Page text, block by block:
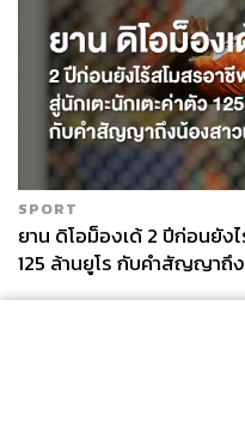
SPORT
ยาน ดิโอม็องเด้ 2 ปีก่อนยัง
125 ล้านยูโร กับคำสัญญาถึ